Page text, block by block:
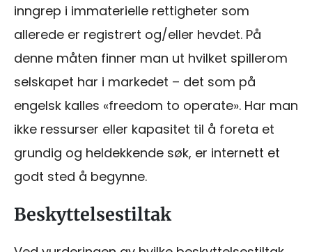
inngrep i immaterielle rettigheter som
allerede er registrert og/eller hevdet. På
denne måten finner man ut hvilket spillerom
selskapet har i markedet – det som på
engelsk kalles «freedom to operate». Har man
ikke ressurser eller kapasitet til å foreta et
grundig og heldekkende søk, er internett et
godt sted å begynne.
Beskyttelsestiltak